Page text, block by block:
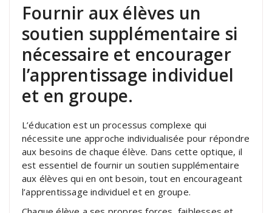
Fournir aux élèves un
soutien supplémentaire si
nécessaire et encourager
l’apprentissage individuel
et en groupe.
L’éducation est un processus complexe qui
nécessite une approche individualisée pour répondre
aux besoins de chaque élève. Dans cette optique, il
est essentiel de fournir un soutien supplémentaire
aux élèves qui en ont besoin, tout en encourageant
l’apprentissage individuel et en groupe.